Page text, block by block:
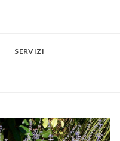
SERVIZI